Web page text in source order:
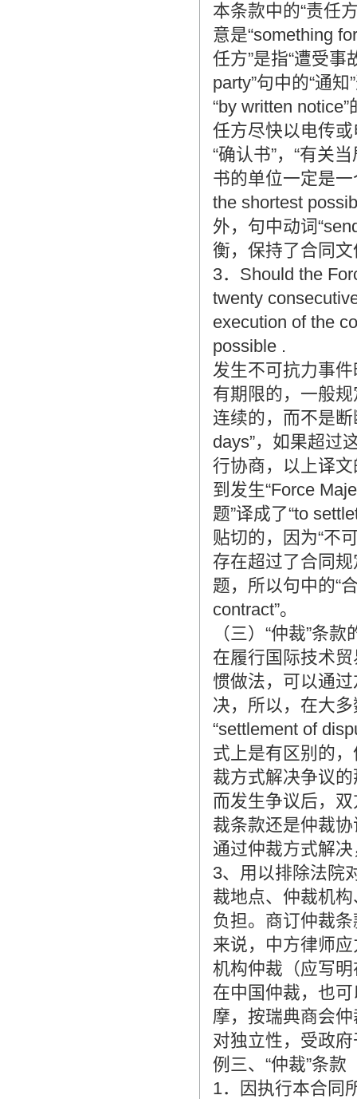
本条款中的“责任
意是“something
任方”是指“遭受事
party”句中的“通
“by written
任方尽快以电传
“确认书”，“有关
书的单位一定是一
the shortest
外，句中动词
衡，保持了合同
3．Should the
twenty
execution of the
possible .
发生不可抗力事
有期限的，一般
连续的，而不是断
days”，如果超过
行协商，以上译
到发生“Force
题”译成了“to
贴切的，因为“不
存在超过了合同
题，所以句中的“
contract”。
（三）“仲裁”条款
在履行国际技术
惯做法，可以通
决，所以，在大
“settlement of
式上是有区别的
裁方式解决争议
而发生争议后，
裁条款还是仲裁
通过仲裁方式解
3、用以排除法院
裁地点、仲裁机
负担。商订仲裁
来说，中方律师
机构仲裁（应写
在中国仲裁，也
摩，按瑞典商会
对独立性，受政
例三、“仲裁”条款
1．因执行本合同